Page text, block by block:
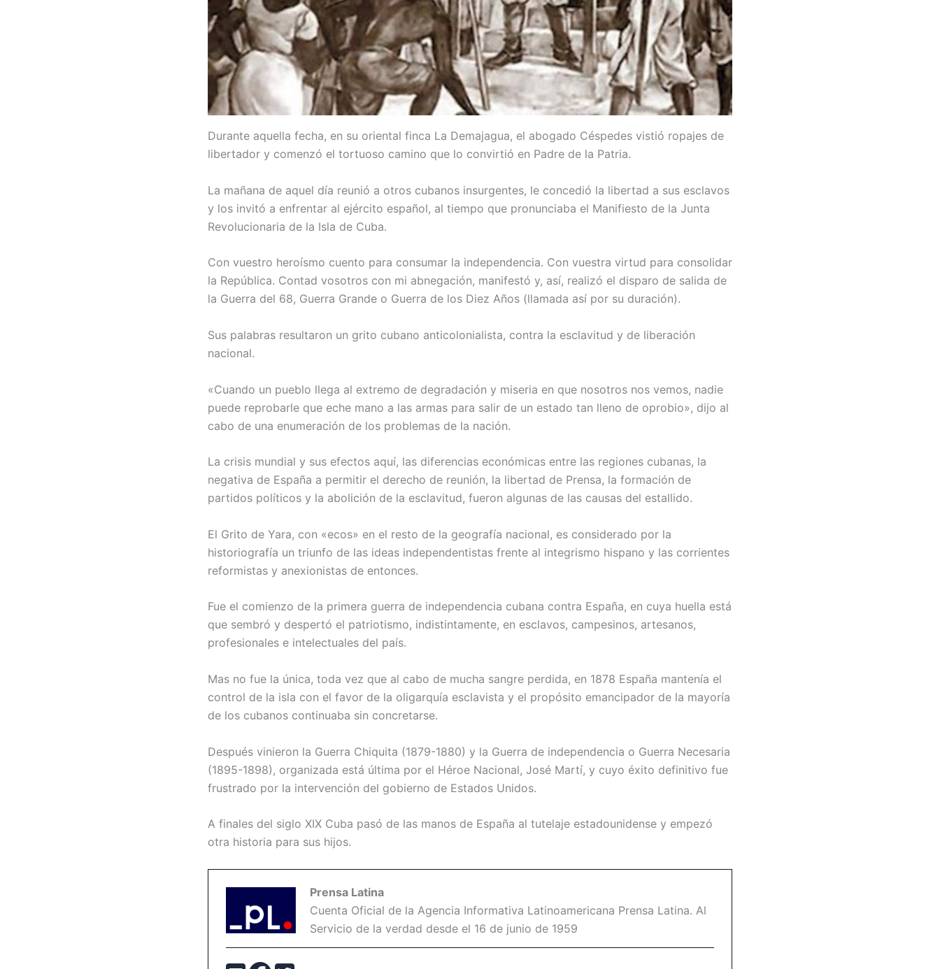
Durante aquella fecha, en su oriental finca La Demajagua, el abogado Céspedes vistió ropajes de
libertador y comenzó el tortuoso camino que lo convirtió en Padre de la Patria.
La mañana de aquel día reunió a otros cubanos insurgentes, le concedió la libertad a sus esclavos
y los invitó a enfrentar al ejército español, al tiempo que pronunciaba el Manifiesto de la Junta
Revolucionaria de la Isla de Cuba.
Con vuestro heroísmo cuento para consumar la independencia. Con vuestra virtud para consolidar
la República. Contad vosotros con mi abnegación, manifestó y, así, realizó el disparo de salida de
la Guerra del 68, Guerra Grande o Guerra de los Diez Años (llamada así por su duración).
Sus palabras resultaron un grito cubano anticolonialista, contra la esclavitud y de liberación
nacional.
«Cuando un pueblo llega al extremo de degradación y miseria en que nosotros nos vemos, nadie
puede reprobarle que eche mano a las armas para salir de un estado tan lleno de oprobio», dijo al
cabo de una enumeración de los problemas de la nación.
La crisis mundial y sus efectos aquí, las diferencias económicas entre las regiones cubanas, la
negativa de España a permitir el derecho de reunión, la libertad de Prensa, la formación de
partidos políticos y la abolición de la esclavitud, fueron algunas de las causas del estallido.
El Grito de Yara, con «ecos» en el resto de la geografía nacional, es considerado por la
historiografía un triunfo de las ideas independentistas frente al integrismo hispano y las corrientes
reformistas y anexionistas de entonces.
Fue el comienzo de la primera guerra de independencia cubana contra España, en cuya huella está
que sembró y despertó el patriotismo, indistintamente, en esclavos, campesinos, artesanos,
profesionales e intelectuales del país.
Mas no fue la única, toda vez que al cabo de mucha sangre perdida, en 1878 España mantenía el
control de la isla con el favor de la oligarquía esclavista y el propósito emancipador de la mayoría
de los cubanos continuaba sin concretarse.
Después vinieron la Guerra Chiquita (1879-1880) y la Guerra de independencia o Guerra Necesaria
(1895-1898), organizada está última por el Héroe Nacional, José Martí, y cuyo éxito definitivo fue
frustrado por la intervención del gobierno de Estados Unidos.
A finales del siglo XIX Cuba pasó de las manos de España al tutelaje estadounidense y empezó
otra historia para sus hijos.
Prensa Latina
Cuenta Oficial de la Agencia Informativa Latinoamericana Prensa Latina. Al
Servicio de la verdad desde el 16 de junio de 1959